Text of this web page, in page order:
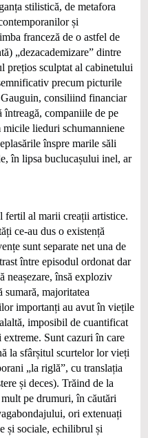
stilistică, de metafora
și
franceză de o astfel de
„dezacademizare” dintre
prețios sculptat al cabinetului
precum picturile
consiliind financiar
întreagă, companiile de pe
lieduri schumanniene
înspre marile săli
în lipsa buclucașului inel, ar
fertil al marii creații artistice.
ce-au dus o existență
sunt separate net una de
între episodul ordonat dar
neașezare, însă exploziv
majoritatea
importanți au avut în viețile
imposibil de cuantificat
Sunt cazuri în care
la sfârșitul scurtelor lor vieți
„la riglă”, cu translația
și deces). Trăind de la
pe drumuri, în căutări
ori extenuați
și sociale, echilibrul și